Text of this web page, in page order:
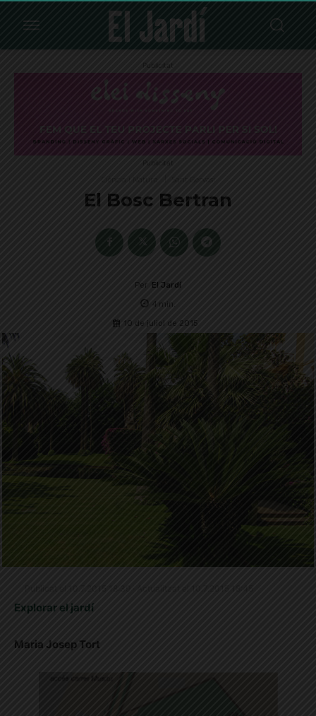
Publicitat
Publicitat
El Bosc Bertran
Per El Jardí
4min.
10 de juliol de 2015
Explorar el jardí
Maria Josep Tort